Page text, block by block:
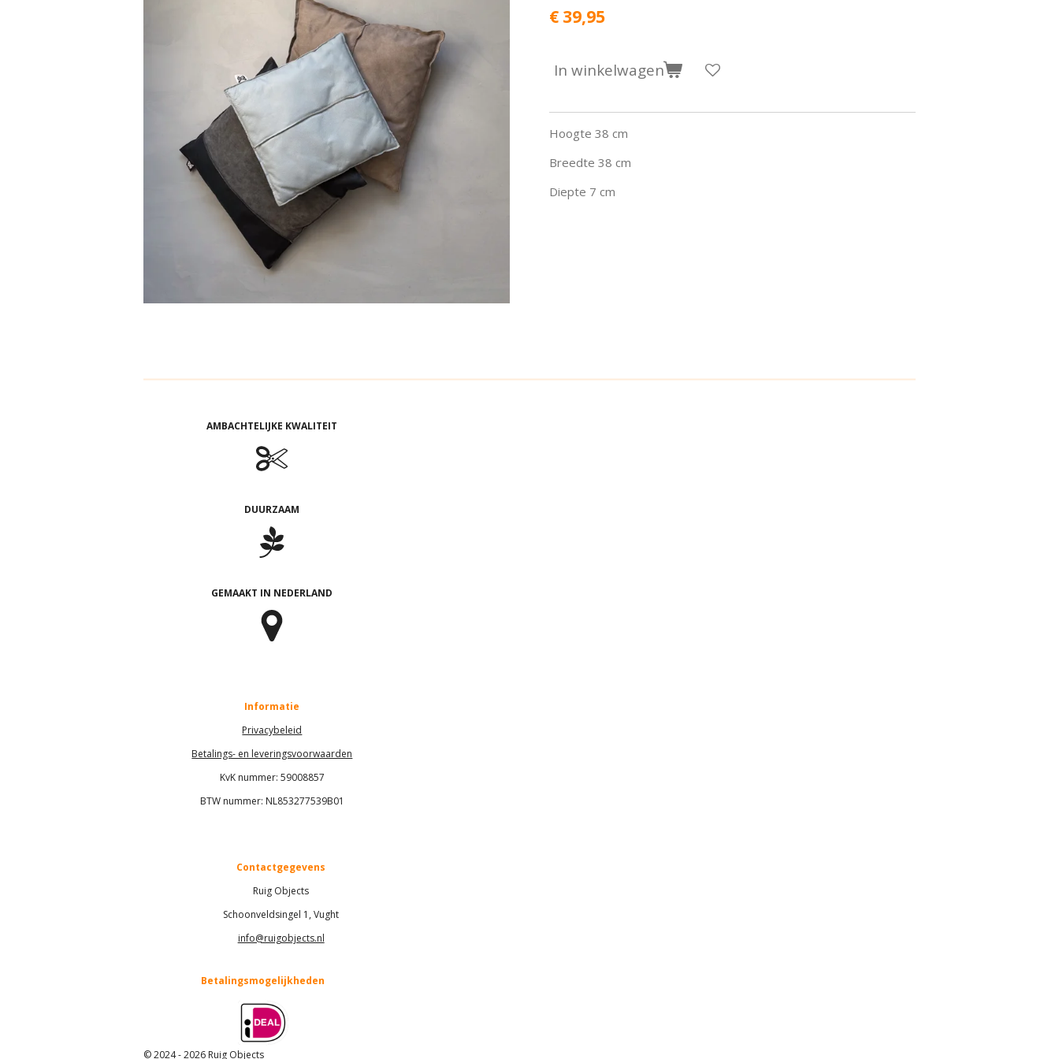
€ 39,95
In winkelwagen
Hoogte 38 cm
Breedte 38 cm
Diepte 7 cm
AMBACHTELIJKE KWALITEIT
DUURZAAM
GEMAAKT IN NEDERLAND
Informatie
Privacybeleid
Betalings- en leveringsvoorwaarden
KvK nummer: 59008857
BTW nummer: NL853277539B01
Contactgegevens
Ruig Objects
Schoonveldsingel 1, Vught
info@ruigobjects.nl
Betalingsmogelijkheden
© 2024 - 2026 Ruig Objects